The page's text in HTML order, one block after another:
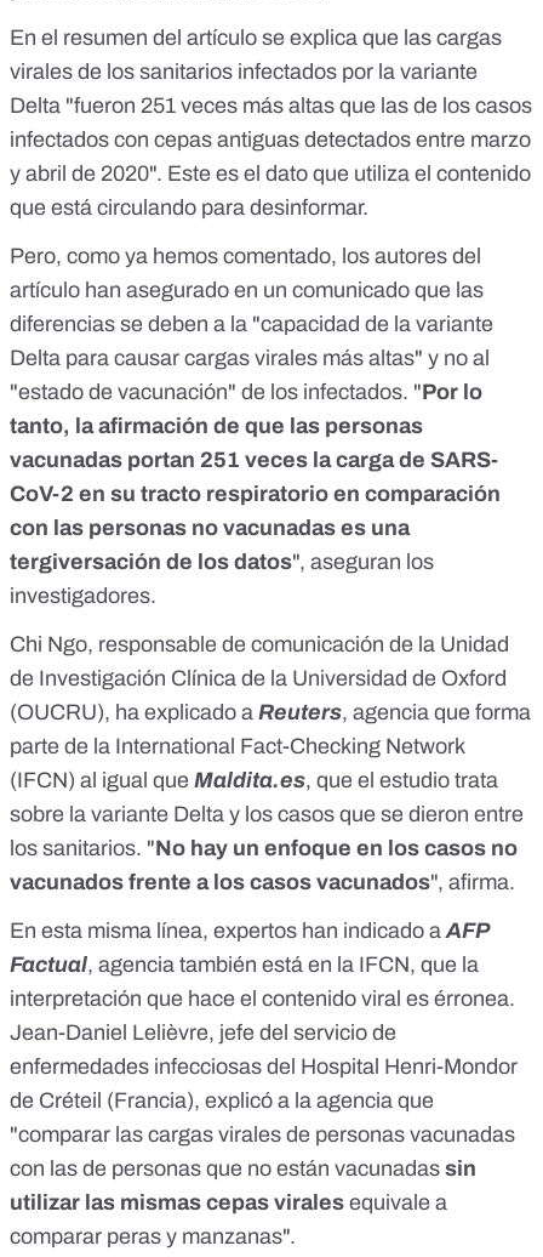
En el resumen del artículo se explica que las cargas
virales de los sanitarios infectados por la variante
Delta "fueron 251 veces más altas que las de los casos
infectados con cepas antiguas detectados entre marzo
y abril de 2020". Este es el dato que utiliza el contenido
que está circulando para desinformar.
Pero, como ya hemos comentado, los autores del
artículo han asegurado en un comunicado que las
diferencias se deben a la "capacidad de la variante
Delta para causar cargas virales más altas" y no al
"estado de vacunación" de los infectados. "Por lo
tanto, la afirmación de que las personas
vacunadas portan 251 veces la carga de SARS-
CoV-2 en su tracto respiratorio en comparación
con las personas no vacunadas es una
tergiversación de los datos", aseguran los
investigadores.
Chi Ngo, responsable de comunicación de la Unidad
de Investigación Clínica de la Universidad de Oxford
(OUCRU), ha explicado a Reuters, agencia que forma
parte de la International Fact-Checking Network
(IFCN) al igual que Maldita.es, que el estudio trata
sobre la variante Delta y los casos que se dieron entre
los sanitarios. "No hay un enfoque en los casos no
vacunados frente a los casos vacunados", afirma.
En esta misma línea, expertos han indicado aAFP
Factual, agencia también está en la IFCN, que la
interpretación que hace el contenido viral es érronea.
Jean-Daniel Lelièvre, jefe del servicio de
enfermedades infecciosas del Hospital Henri-Mondor
de Créteil (Francia), explicó a la agencia que
"comparar las cargas virales de personas vacunadas
con las de personas que no están vacunadas sin
utilizar las mismas cepas virales equivale a
comparar peras y manzanas".